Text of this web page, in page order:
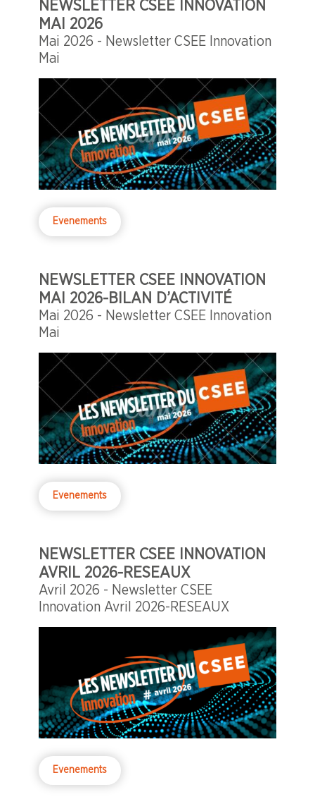
NEWSLETTER CSEE INNOVATION
MAI 2026
Mai 2026 - Newsletter CSEE Innovation
Mai
Evenements
NEWSLETTER CSEE INNOVATION
MAI 2026-BILAN D’ACTIVITÉ
Mai 2026 - Newsletter CSEE Innovation
Mai
Evenements
NEWSLETTER CSEE INNOVATION
AVRIL 2026-RESEAUX
Avril 2026 - Newsletter CSEE
Innovation Avril 2026-RESEAUX
Evenements